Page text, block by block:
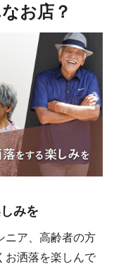
お店？
みを
ニア、高齢者の方
お洒落を楽しんで